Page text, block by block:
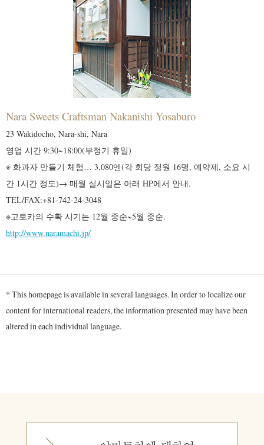
Nara Sweets Craftsman Nakanishi Yosaburo
23 Wakidocho, Nara-shi, Nara
영업 시간 9:30~18:00(부정기 휴일)
※ 화과자 만들기 체험… 3,080엔(각 회당 정원 16명, 예약제, 소요 시
간 1시간 정도)→ 매월 실시일은 아래 HP에서 안내.
TEL/FAX:+81-742-24-3048
※고토카의 수확 시기는 12월 중순~5월 중순.
http://www.naramachi.jp/
* This homepage is available in several languages. In order to localize our
content for international readers, the information presented may have been
altered in each individual language.